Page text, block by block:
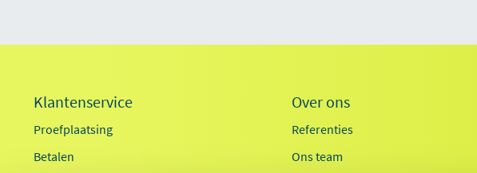
Klantenservice
Proefplaatsing
Betalen
Over ons
Referenties
Ons team